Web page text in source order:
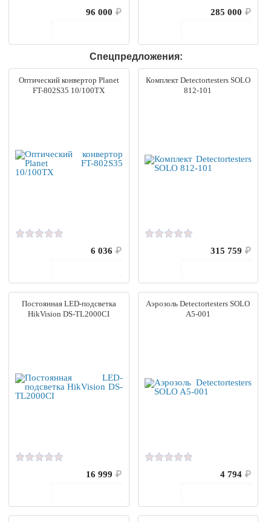
96 000 ₽
285 000 ₽
Спецпредложения:
Оптический конвертор Planet
FT-802S35 10/100TX
6 036 ₽
Комплект Detectortesters SOLO
812-101
315 759 ₽
Постоянная LED-подсветка
HikVision DS-TL2000CI
16 999 ₽
Аэрозоль Detectortesters SOLO
A5-001
4 794 ₽